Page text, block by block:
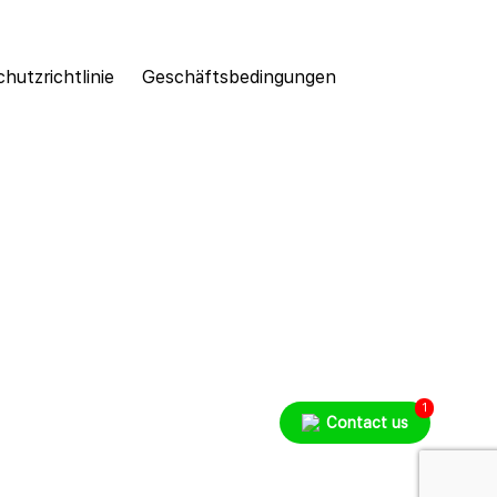
Geschäftsbedingungen
Contact us
1